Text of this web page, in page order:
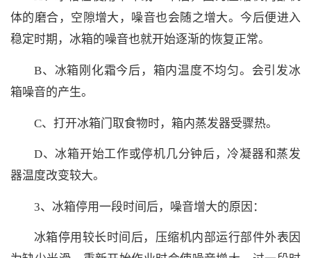
体的磨合，空隙增大，噪音也会随之增大。今后便进入
稳定时期，冰箱的噪音也就开始逐渐的恢复正常。
B、冰箱刚化霜今后，箱内温度不均匀。会引发冰
箱噪音的产生。
C、打开冰箱门取食物时，箱内蒸发器受骤热。
D、冰箱开始工作或停机几分钟后，冷凝器和蒸发
器温度改变较大。
3、冰箱停用一段时间后，噪音增大的原因：
冰箱停用较长时间后，压缩机内部运行部件外表因